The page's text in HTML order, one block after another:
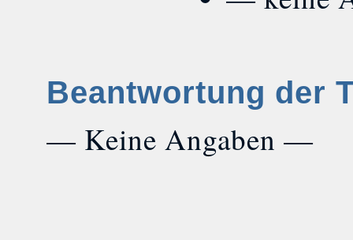
Beantwortung der
— Keine Angaben —